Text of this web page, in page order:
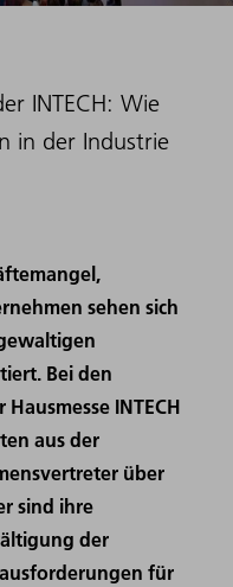
INTECH: Wie
in der Industrie
sehen sich
Bei den
INTECH
aus der
über
sind ihre
der
für